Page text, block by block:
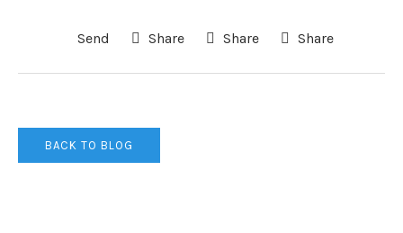
Send Share Share Share
BACK TO BLOG